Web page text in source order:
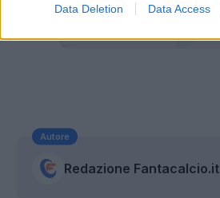
Data Deletion Data Access
Autore
Redazione Fantacalcio.it